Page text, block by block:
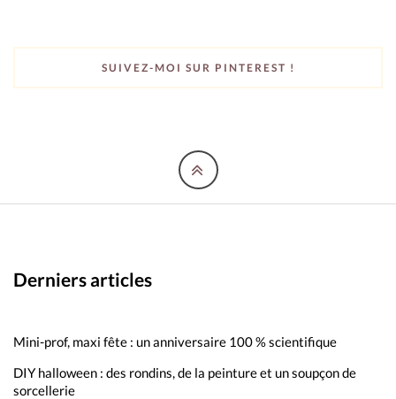
SUIVEZ-MOI SUR PINTEREST !
Derniers articles
Mini-prof, maxi fête : un anniversaire 100 % scientifique
DIY halloween : des rondins, de la peinture et un soupçon de
sorcellerie